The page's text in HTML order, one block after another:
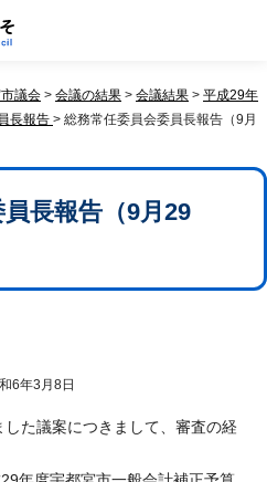
議会 > 会議の結果 > 会議結果 > 平成29年
長報告 > 総務常任委員会委員長報告（9月
長報告（9月29
6年3月8日
た議案につきまして、審査の経